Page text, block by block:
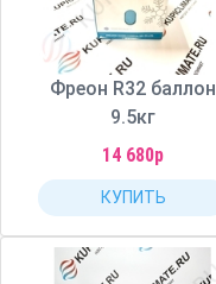
Фреон R32 баллон
9.5кг
14 680р
КУПИТЬ